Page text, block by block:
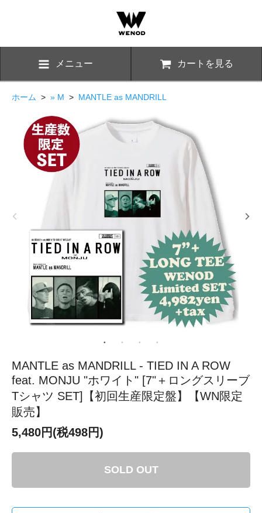
メニュー カートを見る
ホーム > » M > MANTLE as MANDRILL
MANTLE as MANDRILL - TIED IN A ROW
feat. MONJU "ホワイト" [7"＋ロングスリーブ
Tシャツ SET]【初回生産限定盤】【WN限定
販売】
5,480円(税498円)
SOLD OUT